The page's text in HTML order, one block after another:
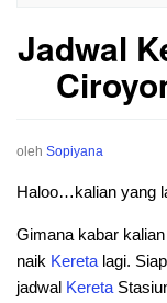
Jadwal
oleh Sopiyana
Haloo…kalian yang
Gimana kabar
naik Kereta lagi.
jadwal Kereta